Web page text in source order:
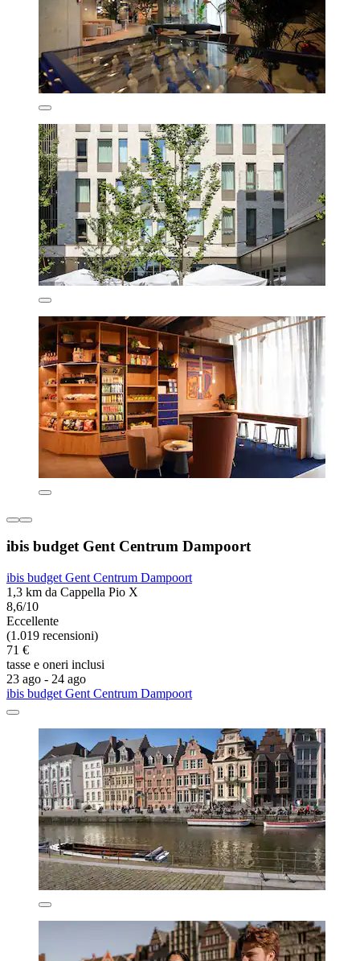
ibis budget Gent Centrum Dampoort
ibis budget Gent Centrum Dampoort
1,3 km da Cappella Pio X
8,6/10
Eccellente
(1.019 recensioni)
71 €
tasse e oneri inclusi
23 ago - 24 ago
ibis budget Gent Centrum Dampoort